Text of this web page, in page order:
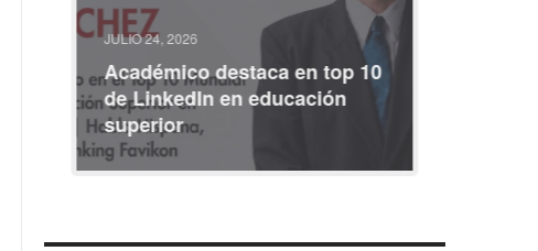
JULIO 24, 2026
Académico destaca en top 10
de LinkedIn en educación
superior